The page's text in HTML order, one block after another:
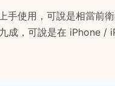
使用，可說是相當前衛
成，可說是在 iPhone /